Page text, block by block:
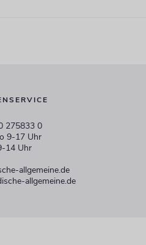
275833 0
9-17 Uhr
14 Uhr
allgemeine.de
allgemeine.de